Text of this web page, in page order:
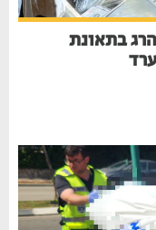
בן 50 נהרג בתאונת